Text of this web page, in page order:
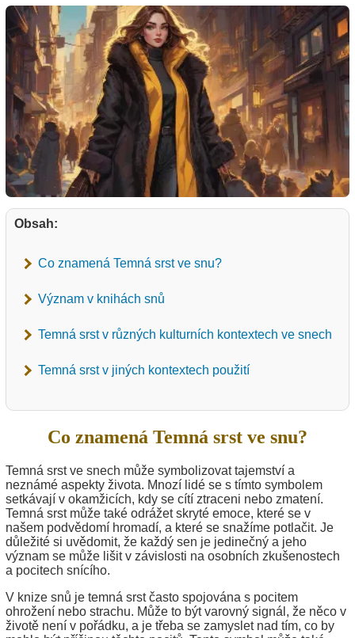
Obsah:
Co znamená Temná srst ve snu?
Význam v knihách snů
Temná srst v různých kulturních kontextech ve snech
Temná srst v jiných kontextech použití
Co znamená Temná srst ve snu?
Temná srst ve snech může symbolizovat tajemství a
neznámé aspekty života. Mnozí lidé se s tímto symbolem
setkávají v okamžicích, kdy se cítí ztraceni nebo zmatení.
Temná srst může také odrážet skryté emoce, které se v
našem podvědomí hromadí, a které se snažíme potlačit. Je
důležité si uvědomit, že každý sen je jedinečný a jeho
význam se může lišit v závislosti na osobních zkušenostech
a pocitech snícího.
V knize snů je temná srst často spojována s pocitem
ohrožení nebo strachu. Může to být varovný signál, že něco v
životě není v pořádku, a je třeba se zamyslet nad tím, co by